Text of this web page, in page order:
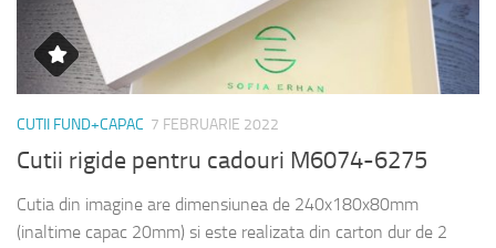
CUTII FUND+CAPAC 7 FEBRUARIE 2022
Cutii rigide pentru cadouri M6074-6275
Cutia din imagine are dimensiunea de 240x180x80mm
(inaltime capac 20mm) si este realizata din carton dur de 2